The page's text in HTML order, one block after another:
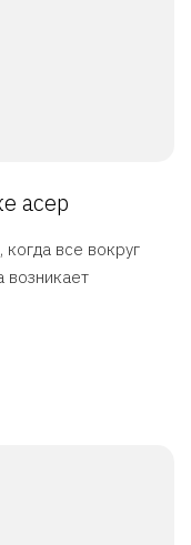
асер
все вокруг
возникает